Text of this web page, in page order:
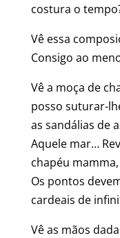
costura o
Vê essa
Consigo ao
Vê a moça de
posso suturar-
as sandálias de
Aquele mar…
chapéu
Os pontos
cardeais de
Vê as mãos